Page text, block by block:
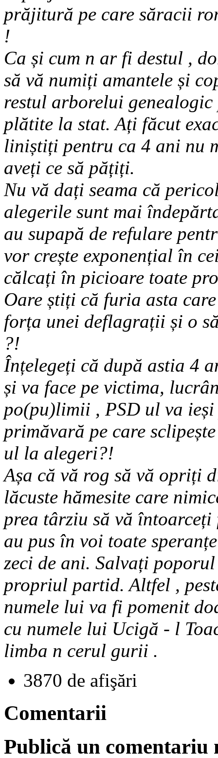
prăjitură pe care săracii
!
Ca și cum n ar fi destul ,
să vă numiți amantele și
restul arborelui
plătite la stat. Ați făcut
liniștiți pentru ca 4 ani nu
aveți ce să pățiți.
Nu vă dați seama că
alegerile sunt mai
au supapă de refulare
vor crește exponențial în
călcați în picioare toate
Oare știți că furia asta
forța unei deflagrații și o
?!
Înțelegeți că după astia 4
și va face pe victima,
po(pu)limii , PSD ul va
primăvară pe care
ul la alegeri?!
Așa că vă rog să vă opriți
lăcuste hămesite care
prea târziu să vă
au pus în voi toate
zeci de ani. Salvați
propriul partid. Altfel ,
numele lui va fi pomenit
cu numele lui Ucigă - l
limba n cerul gurii .
3870 de afişări
Comentarii
Publică un comentariu